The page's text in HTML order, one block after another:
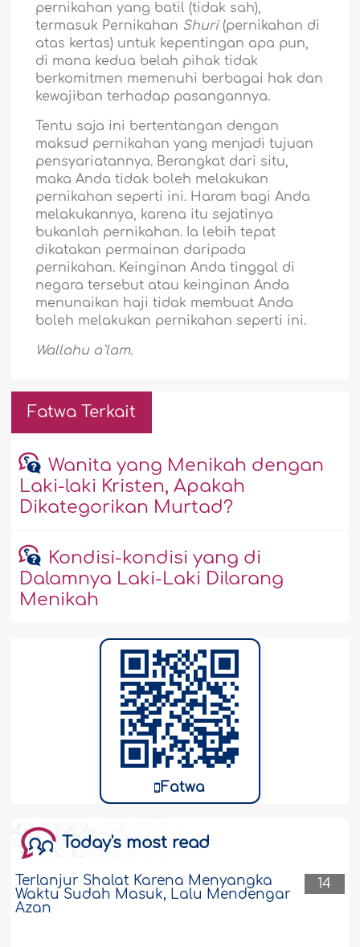
pernikahan yang batil (tidak sah),
termasuk Pernikahan Shuri (pernikahan di
atas kertas) untuk kepentingan apa pun,
di mana kedua belah pihak tidak
berkomitmen memenuhi berbagai hak dan
kewajiban terhadap pasangannya.
Tentu saja ini bertentangan dengan
maksud pernikahan yang menjadi tujuan
pensyariatannya. Berangkat dari situ,
maka Anda tidak boleh melakukan
pernikahan seperti ini. Haram bagi Anda
melakukannya, karena itu sejatinya
bukanlah pernikahan. Ia lebih tepat
dikatakan permainan daripada
pernikahan. Keinginan Anda tinggal di
negara tersebut atau keinginan Anda
menunaikan haji tidak membuat Anda
boleh melakukan pernikahan seperti ini.
Wallahu a`lam.
Fatwa Terkait
Wanita yang Menikah dengan
Laki-laki Kristen, Apakah
Dikategorikan Murtad?
Kondisi-kondisi yang di
Dalamnya Laki-Laki Dilarang
Menikah
Fatwa
Today's most read
14
Terlanjur Shalat Karena Menyangka
Waktu Sudah Masuk, Lalu Mendengar
Azan